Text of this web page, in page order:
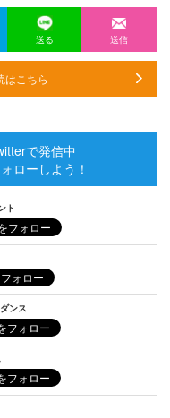
送る 送信
こちら
で発信中
ローしよう！
ト
ンス